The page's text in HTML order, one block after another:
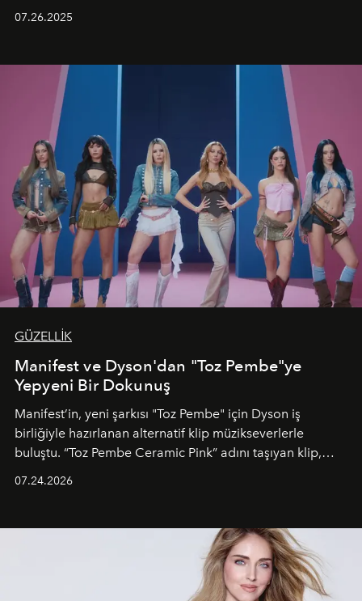
07.26.2025
GÜZELLİK
Manifest ve Dyson'dan "Toz Pembe"ye
Yepyeni Bir Dokunuş
Manifest’in, yeni şarkısı "Toz Pembe" için Dyson iş
birliğiyle hazırlanan alternatif klip müzikseverlerle
buluştu. “Toz Pembe Ceramic Pink” adını taşıyan klip,
unsurlarından biri olarak öne çıkıyor.
07.24.2026